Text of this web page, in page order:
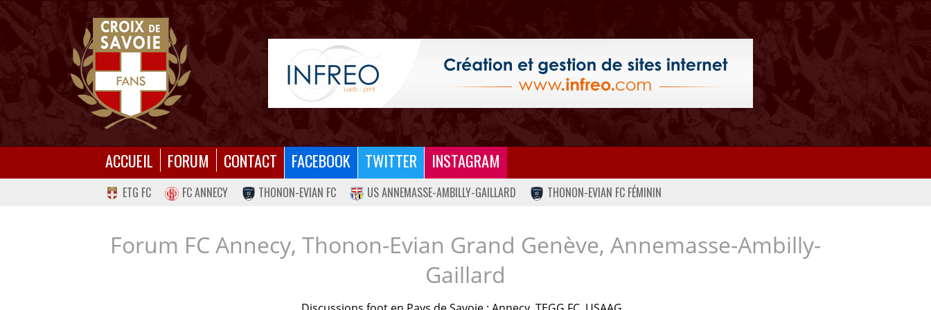
ACCUEIL FORUM CONTACT FACEBOOK TWITTER INSTAGRAM
ETG FC FC ANNECY THONON-EVIAN FC US ANNEMASSE-AMBILLY-GAILLARD THONON-EVIAN FC FÉMININ
Forum FC Annecy, Thonon-Evian Grand Genève, Annemasse-Ambilly-
Gaillard